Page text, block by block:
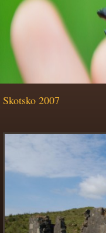
Skotsko 2007